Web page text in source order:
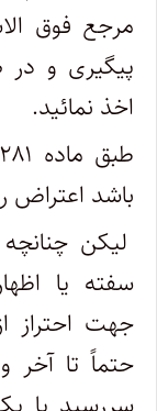
مرجع فوق
پیگیری و در
اخذ نمائید.
باشد اعتراض
لیکن
سفته یا
جهت احتراز
حتماً تا آخر